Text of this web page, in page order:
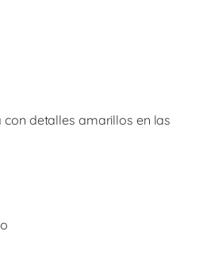
detalles amarillos en las